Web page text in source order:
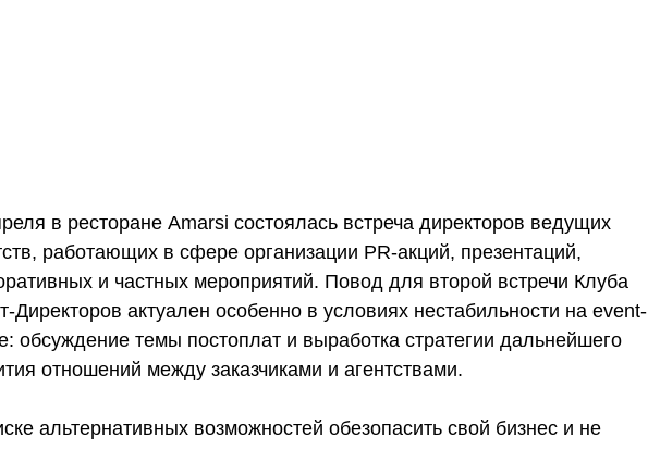
в ресторане Amarsi состоялась встреча директоров ведущих
работающих в сфере организации PR-акций, презентаций,
и частных мероприятий. Повод для второй встречи Клуба
Директоров актуален особенно в условиях нестабильности на event-
обсуждение темы постоплат и выработка стратегии дальнейшего
отношений между заказчиками и агентствами.
альтернативных возможностей обезопасить свой бизнес и не